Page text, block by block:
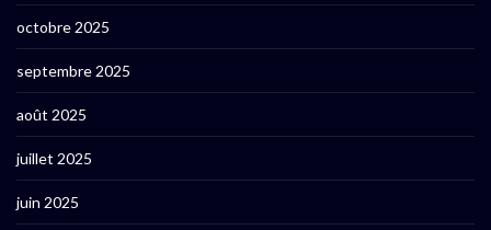
octobre 2025
septembre 2025
août 2025
juillet 2025
juin 2025